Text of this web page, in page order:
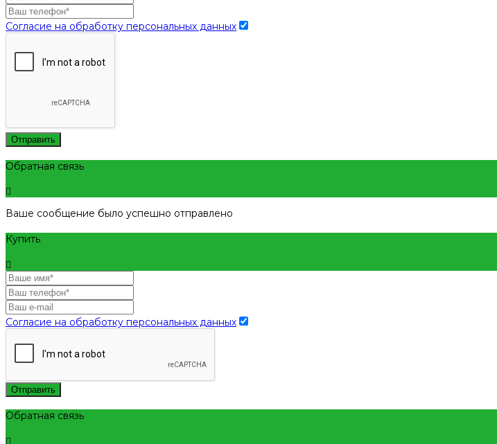
Согласие на обработку персональных данных
Отправить
Обратная связь
Ваше сообщение было успешно отправлено
Купить
Согласие на обработку персональных данных
Отправить
Обратная связь